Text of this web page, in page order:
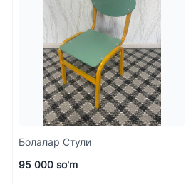
Болалар Стули
95 000 so'm